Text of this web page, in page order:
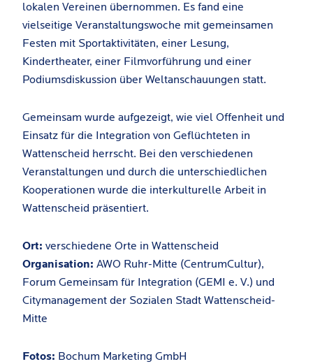
lokalen Vereinen übernommen. Es fand eine
vielseitige Veranstaltungswoche mit gemeinsamen
Festen mit Sportaktivitäten, einer Lesung,
Kindertheater, einer Filmvorführung und einer
Podiumsdiskussion über Weltanschauungen statt.
Gemeinsam wurde aufgezeigt, wie viel Offenheit und
Einsatz für die Integration von Geflüchteten in
Wattenscheid herrscht. Bei den verschiedenen
Veranstaltungen und durch die unterschiedlichen
Kooperationen wurde die interkulturelle Arbeit in
Wattenscheid präsentiert.
Ort: verschiedene Orte in Wattenscheid
Organisation: AWO Ruhr-Mitte (CentrumCultur),
Forum Gemeinsam für Integration (GEMI e. V.) und
Citymanagement der Sozialen Stadt Wattenscheid-
Mitte
Fotos: Bochum Marketing GmbH